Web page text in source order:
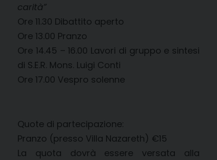
carità”
Ore 11.30 Dibattito aperto
Ore 13.00 Pranzo
Ore 14.45 – 16.00 Lavori di gruppo e sintesi
di S.E.R. Mons. Luigi Conti
Ore 17.00 Vespro solenne
Quote di partecipazione:
Pranzo (presso Villa Nazareth) €15
La quota dovrà essere versata alla